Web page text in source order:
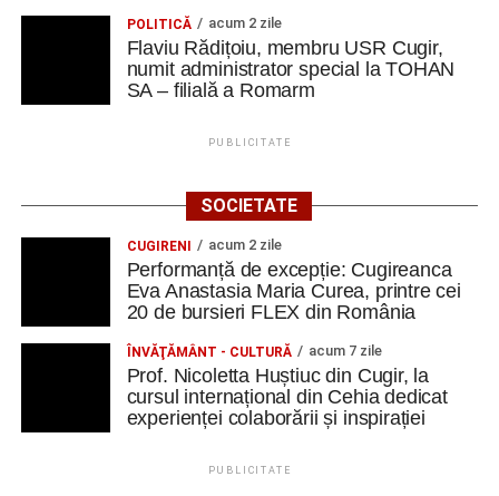
POLITICĂ acum 2 zile
Flaviu Rădițoiu, membru USR Cugir,
numit administrator special la TOHAN
SA – filială a Romarm
PUBLICITATE
SOCIETATE
CUGIRENI acum 2 zile
Performanță de excepție: Cugireanca
Eva Anastasia Maria Curea, printre cei
20 de bursieri FLEX din România
ÎNVĂŢĂMÂNT - CULTURĂ acum 7 zile
Prof. Nicoletta Huștiuc din Cugir, la
cursul internațional din Cehia dedicat
experienței colaborării și inspirației
PUBLICITATE